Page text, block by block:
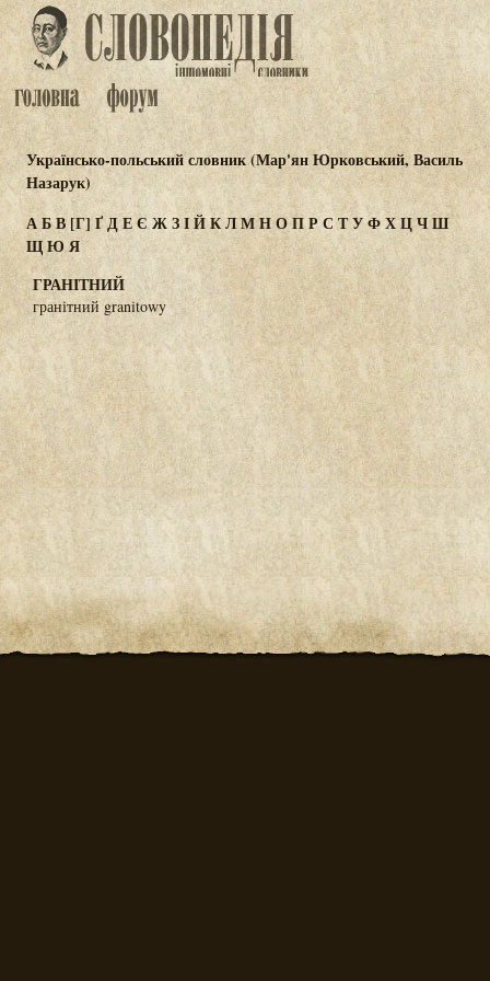
Українсько-польський словник (Мар'ян Юрковський, Василь
Назарук)
АБВ [Г]ҐДЕЄ ЖЗІЙКЛМНОПР С ТУФХЦЧШ
ЩЮЯ
ГРАНІТНИЙ
гранітний granitowy